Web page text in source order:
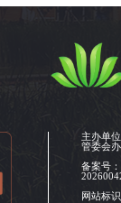
主办单
管委会
备案号：
网站标